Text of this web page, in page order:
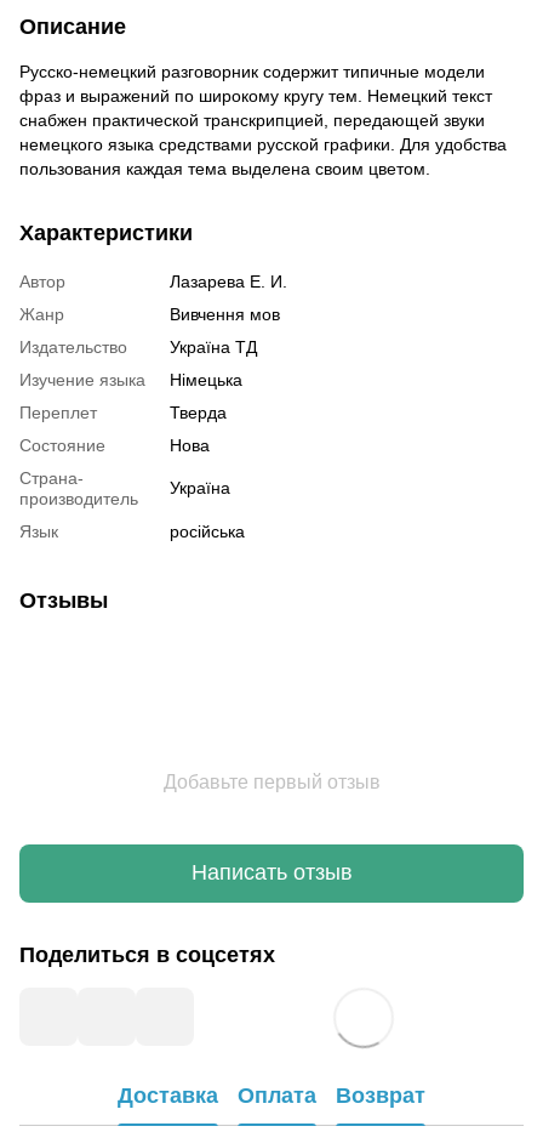
Описание
Русско-немецкий разговорник содержит типичные модели
фраз и выражений по широкому кругу тем. Немецкий текст
снабжен практической транскрипцией, передающей звуки
немецкого языка средствами русской графики. Для удобства
пользования каждая тема выделена своим цветом.
Характеристики
Автор
Лазарева Е. И.
Жанр
Вивчення мов
Издательство
Україна ТД
Изучение языка
Німецька
Переплет
Тверда
Состояние
Нова
Страна-
производитель
Україна
Язык російська
Отзывы
Добавьте первый отзыв
Написать отзыв
Поделиться в соцсетях
Доставка Оплата Возврат